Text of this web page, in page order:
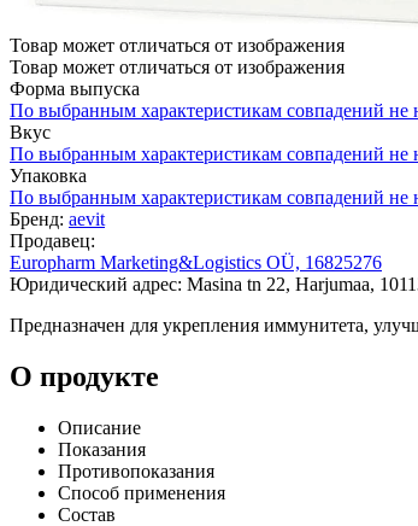
Товар может отличаться от изображения
Товар может отличаться от изображения
Форма выпуска
По выбранным характеристикам совпадений не
Вкус
По выбранным характеристикам совпадений не
Упаковка
По выбранным характеристикам совпадений не
Бренд: aevit
Продавец:
Europharm Marketing&Logistics OÜ, 16825276
Юридический адрес: Masina tn 22, Harjumaa,
Предназначен для укрепления иммунитета,
О продукте
Описание
Показания
Противопоказания
Способ применения
Состав